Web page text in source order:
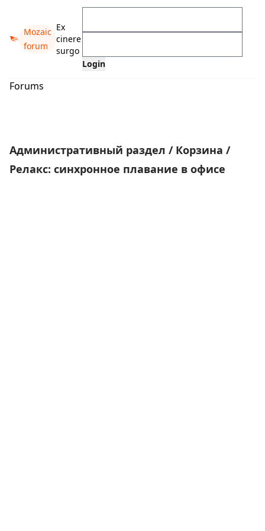
Mozaic
forum
Ex
cinere
surgo
Forums
Административный раздел / Корзина /
Релакс: синхронное плавание в офисе